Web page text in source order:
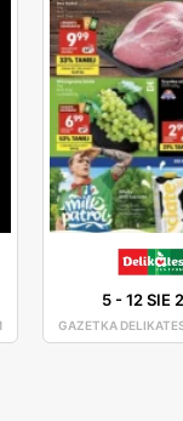
wsiadać w
Ciebie.
5-12 SIE
GAZETKA